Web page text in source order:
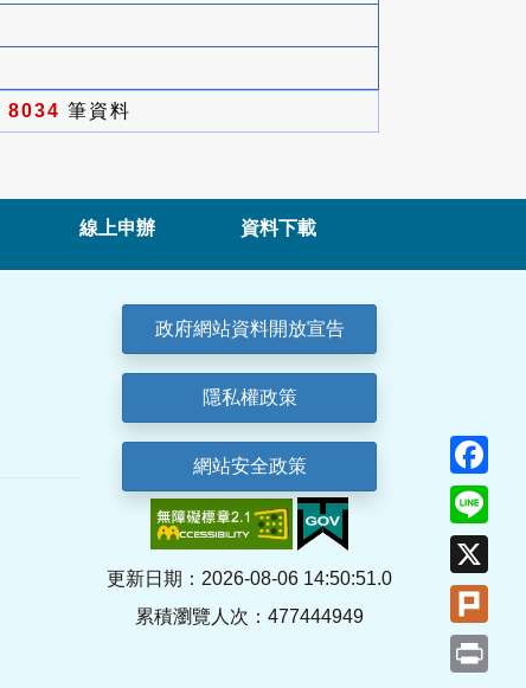
8034 筆資料
線上申辦 資料下載
政府網站資料開放宣告
隱私權政策
網站安全政策
更新日期：2026-08-06 14:50:51.0
累積瀏覽人次：477444949